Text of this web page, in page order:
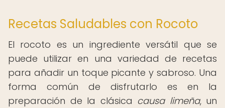
Recetas Saludables con Rocoto
El rocoto es un ingrediente versátil que se
puede utilizar en una variedad de recetas
para añadir un toque picante y sabroso. Una
forma común de disfrutarlo es en la
preparación de la clásica causa limeña, un